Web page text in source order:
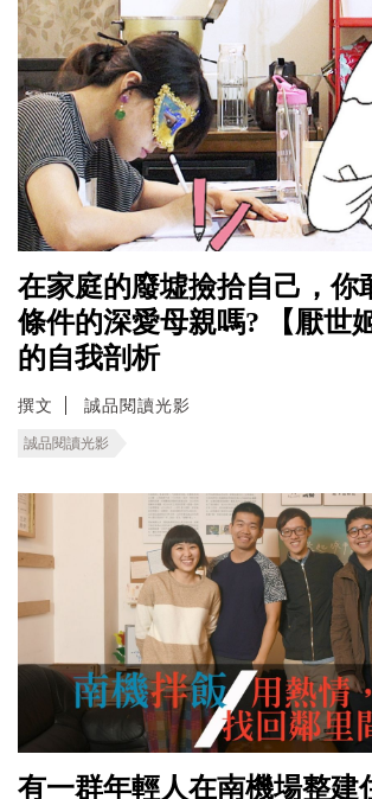
在家庭的廢墟撿拾自己，你
條件的深愛母親嗎? 【厭世
的自我剖析
撰文 誠品閱讀光影
誠品閱讀光影
有一群年輕人在南機場整建